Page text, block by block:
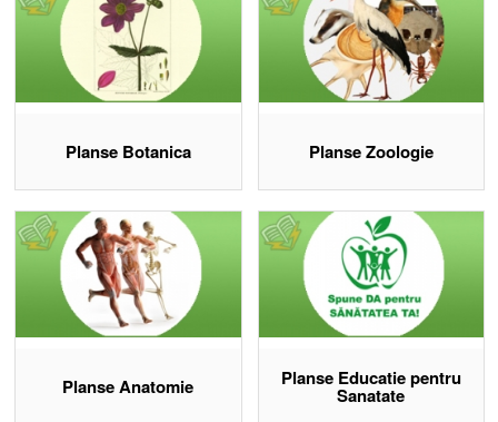
Planse Botanica Planse Zoologie
Planse Anatomie Planse Educatie pentru
Sanatate